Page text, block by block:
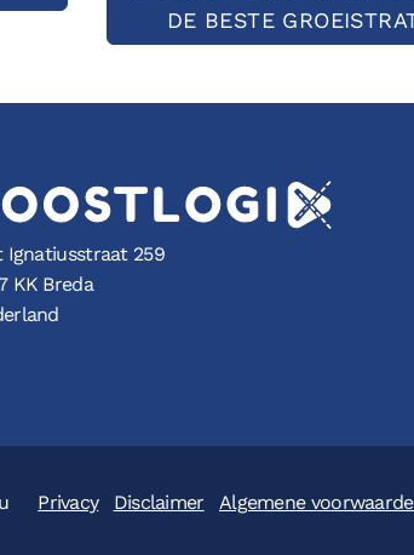
DE BESTE
Ignatiusstraat 259
KK Breda
Privacy Disclaimer Algemene